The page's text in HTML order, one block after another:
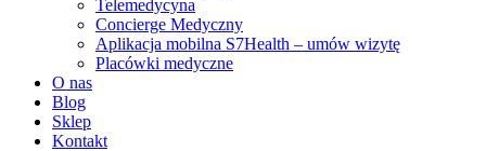
Telemedycyna
Concierge Medyczny
Aplikacja mobilna S7Health – umów wizytę
Placówki medyczne
O nas
Blog
Sklep
Kontakt